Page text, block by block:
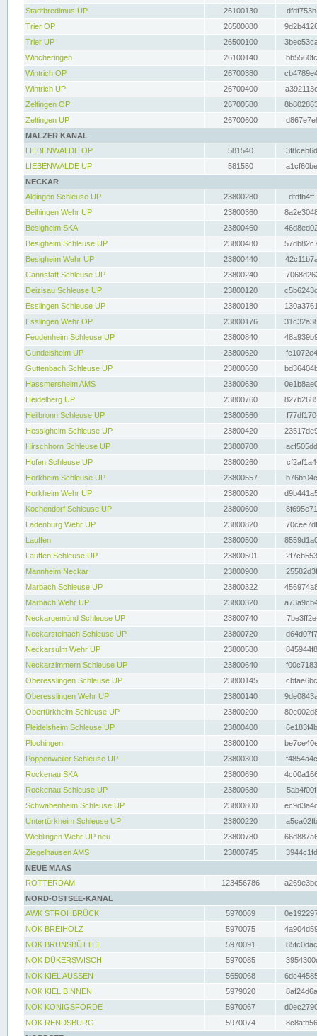
Stadtbredimus UP
26100130
Trier OP
26500080
Trier UP
26500100
Wincheringen
26100140
Wintrich OP
26700380
Wintrich UP
26700400
Zeltingen OP
26700580
Zeltingen UP
26700600
MALZER KANAL
LIEBENWALDE OP
581540
LIEBENWALDE UP
581550
NECKAR
Aldingen Schleuse UP
23800280
Beihingen Wehr UP
23800360
Besigheim SKA
23800460
Besigheim Schleuse UP
23800480
Besigheim Wehr UP
23800440
Cannstatt Schleuse UP
23800240
Deizisau Schleuse UP
23800120
Esslingen Schleuse UP
23800180
Esslingen Wehr OP
23800176
Feudenheim Schleuse UP
23800840
Gundelsheim UP
23800620
Guttenbach Schleuse UP
23800660
Hassmersheim AMS
23800630
Heidelberg UP
23800760
Heilbronn Schleuse UP
23800560
Hessigheim Schleuse UP
23800420
Hirschhorn Schleuse UP
23800700
Hofen Schleuse UP
23800260
Horkheim Schleuse UP
23800557
Horkheim Wehr UP
23800520
Kochendorf Schleuse UP
23800600
Ladenburg Wehr UP
23800820
Lauffen
23800500
Lauffen Schleuse UP
23800501
Mannheim Neckar
23800900
Marbach Schleuse UP
23800322
Marbach Wehr UP
23800320
Neckargemünd Schleuse UP
23800740
Neckarsteinach Schleuse UP
23800720
Neckarsulm Wehr UP
23800580
Neckarzimmern Schleuse UP
23800640
Oberesslingen Schleuse UP
23800145
Oberesslingen Wehr UP
23800140
Obertürkheim Schleuse UP
23800200
Pleidelsheim Schleuse UP
23800400
Plochingen
23800100
Poppenweiler Schleuse UP
23800300
Rockenau SKA
23800690
Rockenau Schleuse UP
23800680
Schwabenheim Schleuse UP
23800800
Untertürkheim Schleuse UP
23800220
Wieblingen Wehr UP neu
23800780
Ziegelhausen AMS
23800745
NEUE MAAS
ROTTERDAM
123456786
NORD-OSTSEE-KANAL
AWK STROHBRÜCK
5970069
NOK BREIHOLZ
5970075
NOK BRUNSBÜTTEL
5970091
NOK DÜKERSWISCH
5970085
NOK KIEL AUSSEN
5650068
NOK KIEL BINNEN
5979020
NOK KÖNIGSFÖRDE
5970067
NOK RENDSBURG
5970074